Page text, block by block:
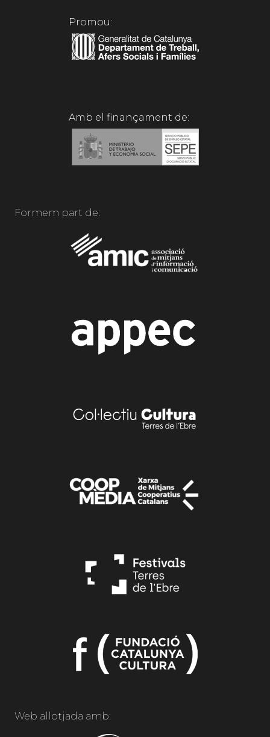
Promou:
Amb el finançament de:
Formem part de:
Web allotjada amb: